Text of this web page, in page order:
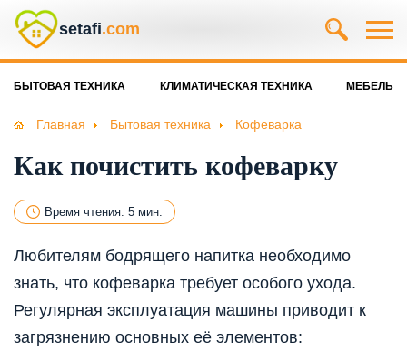
setafi.com
БЫТОВАЯ ТЕХНИКА КЛИМАТИЧЕСКАЯ ТЕХНИКА МЕБЕЛЬ
Главная Бытовая техника Кофеварка
Как почистить кофеварку
Время чтения: 5 мин.
Любителям бодрящего напитка необходимо
знать, что кофеварка требует особого ухода.
Регулярная эксплуатация машины приводит к
загрязнению основных её элементов: